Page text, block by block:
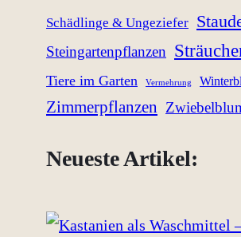
Schädlinge & Ungeziefer
Steingartenpflanzen
Tiere im Garten Vermehrung
Zimmerpflanzen
Neueste Artikel: